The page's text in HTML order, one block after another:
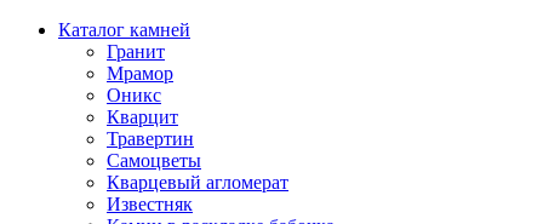
Каталог камней
Гранит
Мрамор
Оникс
Кварцит
Травертин
Самоцветы
Кварцевый агломерат
Известняк